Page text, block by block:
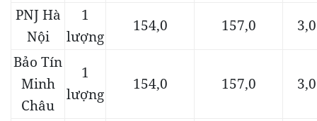
PNJ Hà
Nội
1
lượng
154,0 157,0
3,0
Bảo Tín
Minh
Châu
1
lượng
154,0 157,0 3,0